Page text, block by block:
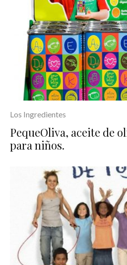
Los Ingredientes
PequeOliva, aceite de
para niños.